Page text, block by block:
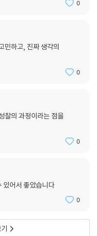
0
민하고, 진짜 생각의
0
찰의 과정이라는 점을
0
있어서 좋았습니다
0